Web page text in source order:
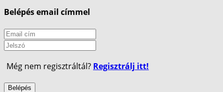
Belépés email címmel
Még nem regisztráltál? Regisztrálj itt!
Belépés